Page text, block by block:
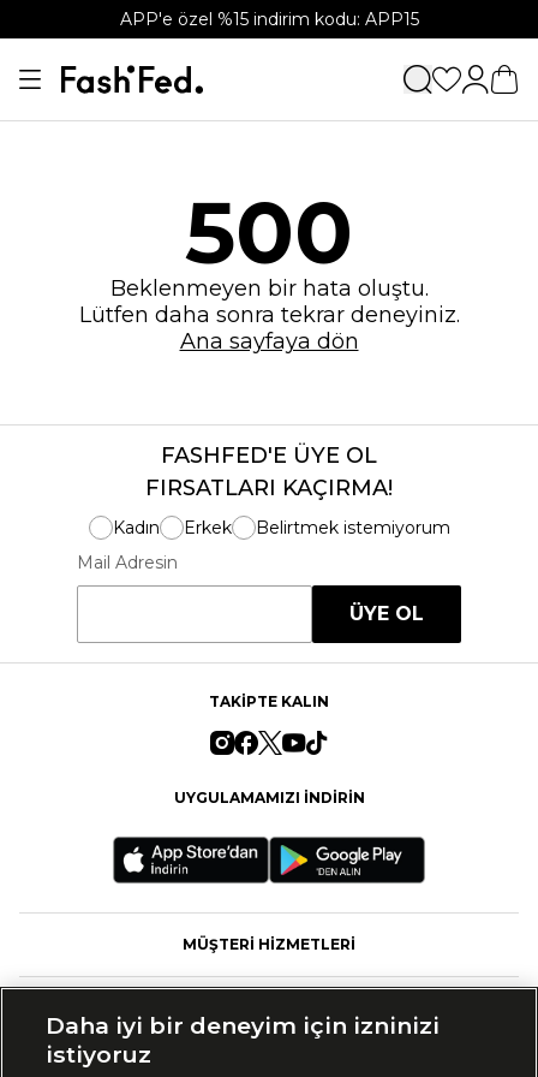
APP'e özel %15 indirim kodu: APP15
500
Beklenmeyen bir hata oluştu.
Lütfen daha sonra tekrar deneyiniz.
Ana sayfaya dön
FASHFED'E ÜYE OL
FIRSATLARI KAÇIRMA!
Kadın Erkek
Belirtmek istemiyorum
Mail Adresin
ÜYE OL
TAKİPTE KALIN
UYGULAMAMIZI İNDİRİN
MÜŞTERİ HİZMETLERİ
Daha iyi bir deneyim için izninizi
istiyoruz